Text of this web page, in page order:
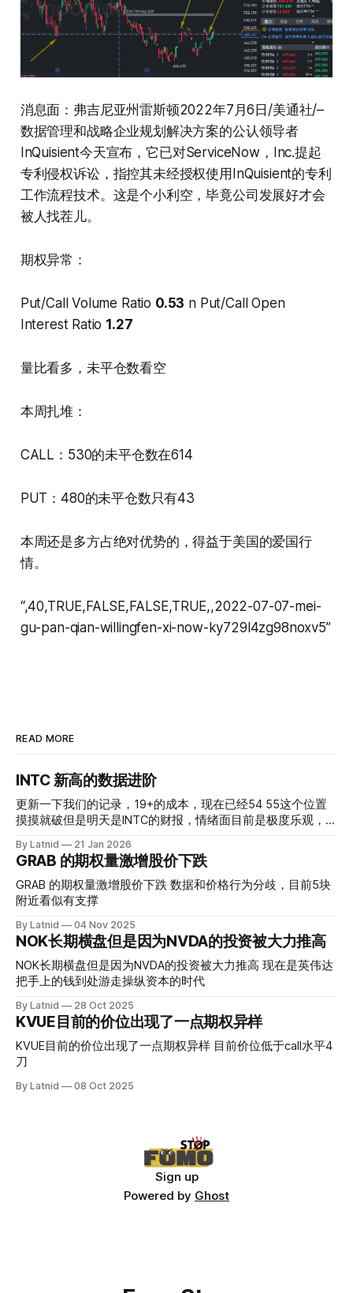
消息面：弗吉尼亚州雷斯顿2022年7月6日/美通社/–
数据管理和战略企业规划解决方案的公认领导者
InQuisient今天宣布，它已对ServiceNow，Inc.提起
专利侵权诉讼，指控其未经授权使用InQuisient的专利
工作流程技术。这是个小利空，毕竟公司发展好才会
被人找茬儿。
期权异常：
Put/Call Volume Ratio 0.53 n Put/Call Open
Interest Ratio 1.27
量比看多，未平仓数看空
本周扎堆：
CALL：530的未平仓数在614
PUT：480的未平仓数只有43
本周还是多方占绝对优势的，得益于美国的爱国行
情。
“,40,TRUE,FALSE,FALSE,TRUE,,2022-07-07-mei-
gu-pan-qian-willingfen-xi-now-ky729l4zg98noxv5”
READ MORE
INTC 新高的数据进阶
更新一下我们的记录，19+的成本，现在已经54 55这个位置
摸摸就破但是明天是INTC的财报，情绪面目前是极度乐观，反
是突破前的支撑CC感觉可以做，放远些, 因为18A的经验还未
真正得到普遍大众的关注，当然财报可以继续出新消息顶一下
压力位置。 数据在70驻扎 整体呈现 47 – 60 短期位置
By Latnid 21 Jan 2026
GRAB 的期权量激增股价下跌
GRAB 的期权量激增股价下跌 数据和价格行为分歧，目前5块
附近看似有支撑
By Latnid 04 Nov 2025
NOK长期横盘但是因为NVDA的投资被大力推高
NOK长期横盘但是因为NVDA的投资被大力推高 现在是英伟达
把手上的钱到处游走操纵资本的时代
By Latnid 28 Oct 2025
KVUE目前的价位出现了一点期权异样
KVUE目前的价位出现了一点期权异样 目前价位低于call水平4
刀
By Latnid 08 Oct 2025
Sign up
Powered by Ghost